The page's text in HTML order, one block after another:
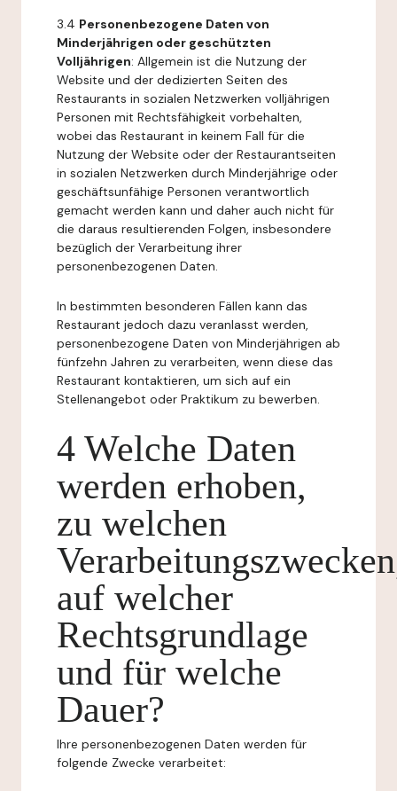
3.4 Personenbezogene Daten von
Minderjährigen oder geschützten
Volljährigen: Allgemein ist die Nutzung der
Website und der dedizierten Seiten des
Restaurants in sozialen Netzwerken volljährigen
Personen mit Rechtsfähigkeit vorbehalten,
wobei das Restaurant in keinem Fall für die
Nutzung der Website oder der Restaurantseiten
in sozialen Netzwerken durch Minderjährige oder
geschäftsunfähige Personen verantwortlich
gemacht werden kann und daher auch nicht für
die daraus resultierenden Folgen, insbesondere
bezüglich der Verarbeitung ihrer
personenbezogenen Daten.
In bestimmten besonderen Fällen kann das
Restaurant jedoch dazu veranlasst werden,
personenbezogene Daten von Minderjährigen ab
fünfzehn Jahren zu verarbeiten, wenn diese das
Restaurant kontaktieren, um sich auf ein
Stellenangebot oder Praktikum zu bewerben.
4 Welche Daten
werden erhoben,
zu welchen
auf welcher
Rechtsgrundlage
und für welche
Dauer?
Ihre personenbezogenen Daten werden für
folgende Zwecke verarbeitet: